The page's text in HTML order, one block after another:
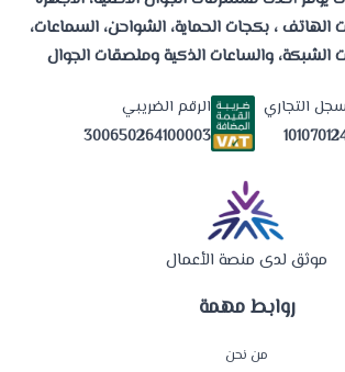
روابط مهمة
من نحن
الهاتف ، بكجات الحماية، الشواحن، السماعات،
الشبكة، والساعات الذكية وملصقات الجوال
التجاري
الرقم الضريبي
300650264100003
موثق لدى منصة الأعمال